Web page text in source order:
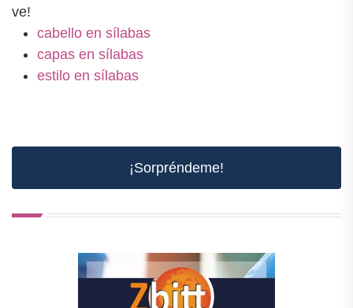
ve!
cabello en sílabas
capas en sílabas
estilo en sílabas
¡Sorpréndeme!